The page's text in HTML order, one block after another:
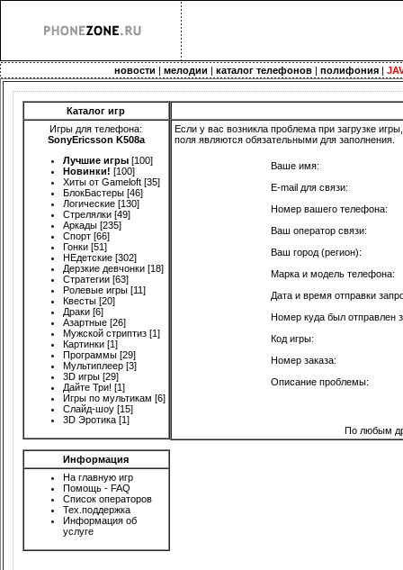
новости |мелодии |каталог телефонов |полифония |
Каталог игр
Игры для телефона:
SonyEricsson K508a
Лучшие игры [100]
Новинки! [100]
Хиты от Gameloft [35]
БлокБастеры [46]
Логические [130]
Стрелялки [49]
Аркады [235]
Спорт [66]
Гонки [51]
НЕдетские [302]
Дерзкие девчонки [18]
Стратегии [63]
Ролевые игры [11]
Квесты [20]
Драки [6]
Азартные [26]
Мужской стриптиз [1]
Картинки [1]
Программы [29]
Мультиплеер [3]
3D игры [29]
Дайте Три! [1]
Игры по мультикам [6]
Слайд-шоу [15]
3D Эротика [1]
Информация
На главную игр
Помощь - FAQ
Список операторов
Тех.поддержка
Информация об
услуге
Если у вас возникла проблема при загрузке
поля являются обязательными для заполнения.
Ваше имя:
E-mail для связи:
Номер вашего телефона:
Ваш оператор связи:
Ваш город (регион):
Марка и модель телефона:
Дата и время отправки
Номер куда был отправлен
Код игры:
Номер заказа:
Описание проблемы:
По любым